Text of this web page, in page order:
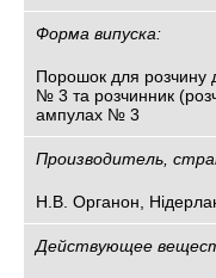
Форма випуска:
Порошок для розчину
№ 3 та розчинник
ампулах № 3
Производитель,
Н.В. Органон,
Действующее